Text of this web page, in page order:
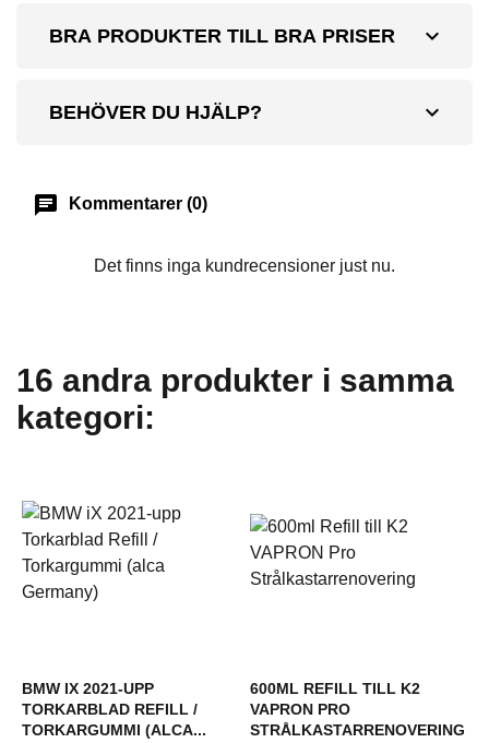
expand_more
BRA PRODUKTER TILL BRA PRISER
expand_more
BEHÖVER DU HJÄLP?
chat Kommentarer (0)
Det finns inga kundrecensioner just nu.
16 andra produkter i samma
kategori:
BMW IX 2021-UPP
TORKARBLAD REFILL /
TORKARGUMMI (ALCA...
600ML REFILL TILL K2
VAPRON PRO
STRÅLKASTARRENOVERING